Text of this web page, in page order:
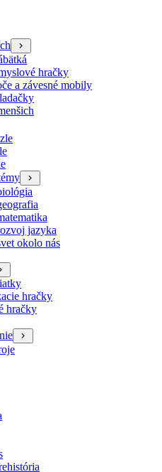
hračky
a závesné mobily
jazyka
okolo nás
hračky
hračky